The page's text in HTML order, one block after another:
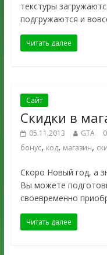
текстуры
подгружаются и
Читать далее
Сайт
Скидки в
05.11.2013 GTA
бонус, код, магазин,
Скоро Новый год, а
Вы можете
своевременно
Читать далее